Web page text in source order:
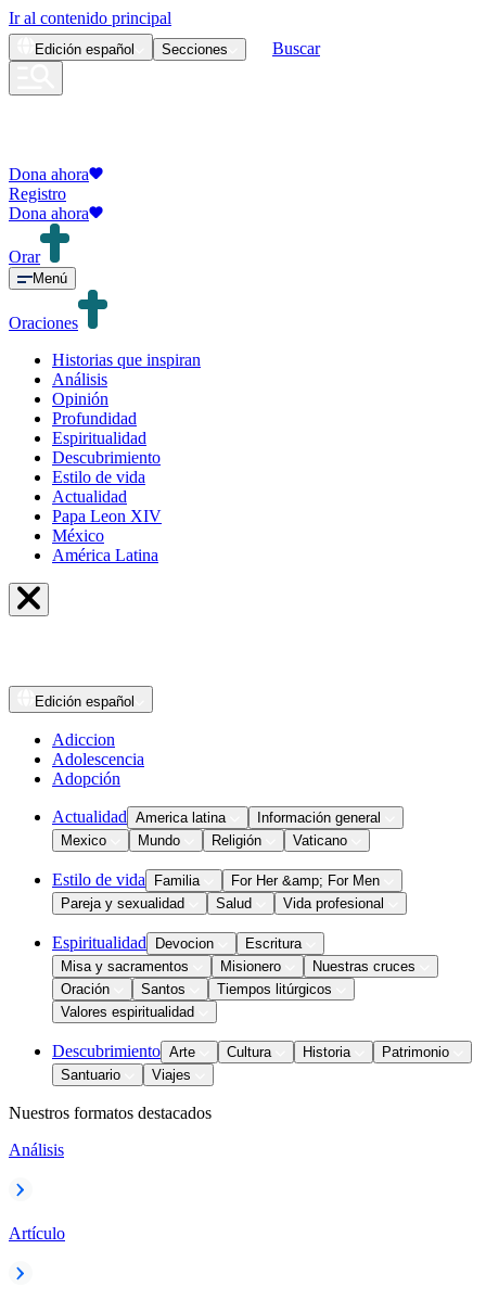
Ir al contenido principal
Edición español Secciones Buscar
Dona ahora
Registro
Dona ahora
Orar
Menú
Oraciones
Historias que inspiran
Análisis
Opinión
Profundidad
Espiritualidad
Descubrimiento
Estilo de vida
Actualidad
Papa Leon XIV
México
América Latina
Edición español
Adiccion
Adolescencia
Adopción
Actualidad America latina
Información general
Mexico
Mundo Religión Vaticano
Estilo de vida Familia
For Her &amp; For Men
Pareja y sexualidad
Salud Vida profesional
Espiritualidad Devocion
Escritura
Misa y sacramentos
Misionero
Nuestras cruces
Oración
Santos
Tiempos litúrgicos
Valores espiritualidad
Descubrimiento Arte Cultura Historia
Patrimonio
Santuario
Viajes
Nuestros formatos destacados
Análisis
Artículo